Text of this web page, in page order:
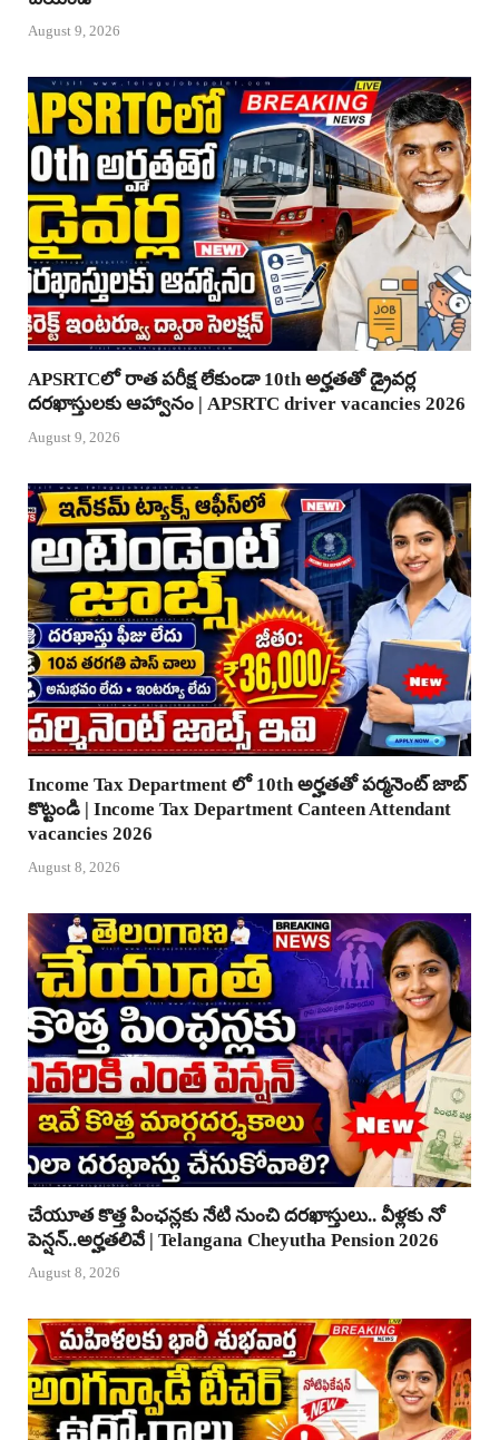
August 9, 2026
APSRTCలో రాత పరీక్ష లేకుండా 10th అర్హతతో డ్రైవర్ల
దరఖాస్తులకు ఆహ్వానం | APSRTC driver vacancies 2026
August 9, 2026
Income Tax Department లో 10th అర్హతతో పర్మనెంట్ జాబ్
కొట్టండి | Income Tax Department Canteen Attendant
vacancies 2026
August 8, 2026
చేయూత కొత్త పింఛన్లకు నేటి నుంచి దరఖాస్తులు.. వీళ్లకు నో
పెన్షన్..అర్హతలివే | Telangana Cheyutha Pension 2026
August 8, 2026